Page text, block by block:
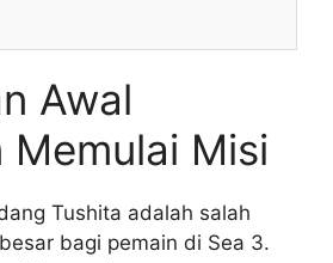
Awal
Memulai Misi
Tushita adalah salah
bagi pemain di Sea 3.